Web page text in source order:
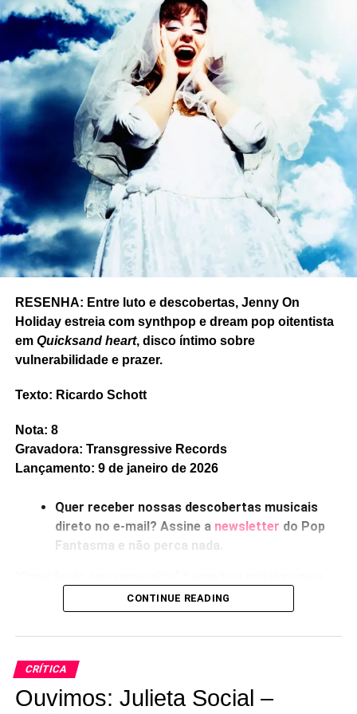
à minha velha e à nossa história juntas”.
Apesar deO avesso do nãoser o primeiro disco
individual de Juliana, ela tem na discografia o álbum
Nossa toada
(2020), uma parceria com o sambista Roger
Resende, ePatuá (2015), o disco de uma banda da qual
ela fez parte, Matilda, formada ainda por Amanda Martins
(flauta), Fabrícia Valle (percussão) e Bia Nascimento
Foto: Isabella Campos/Divulgação
RESENHA: Entre luto e descobertas, Jenny On
Holiday estreia com synthpop e dream pop oitentista
em Quicksand heart, disco íntimo sobre
vulnerabilidade e prazer.
Texto: Ricardo Schott
Nota: 8
Gravadora: Transgressive Records
Lançamento: 9 de janeiro de 2026
Quer receber nossas descobertas musicais
direto no e-mail? Assine a newsletter do Pop
Fantasma e não perca nada.
falar de profundidades sentimentais, ou de fragilidades,
ou de perdas – e esses três temas surgem o tempo todo
emQuicksand heart,estreia solo de Jenny Hollingworth,
Grandma.
Jenny, usando hoje o alegre nome de Jenny On Holiday,
CONTINUE READING
CRÍTICA
Ouvimos: Julieta Social –